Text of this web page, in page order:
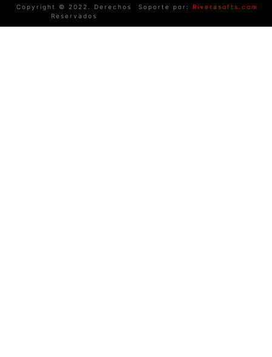
Copyright © 2022. Derechos
Reservados
Soporte por: Riverasofts.com